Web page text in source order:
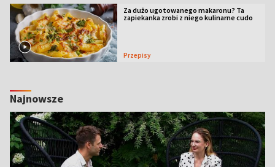
Za dużo ugotowanego makaronu? Ta
zapiekanka zrobi z niego kulinarne cudo
Przepisy
Najnowsze